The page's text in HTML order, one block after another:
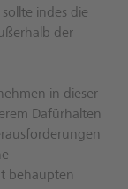
indes die
der
in dieser
Dafürhalten
behaupten